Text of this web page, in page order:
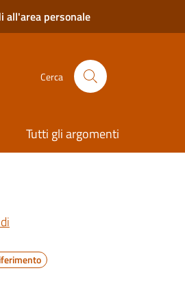
all'area personale
Cerca
Tutti gli argomenti